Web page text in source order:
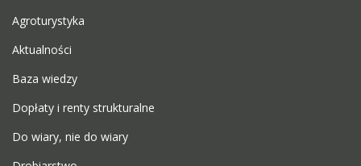
Agroturystyka
Aktualności
Baza wiedzy
Dopłaty i renty strukturalne
Do wiary, nie do wiary